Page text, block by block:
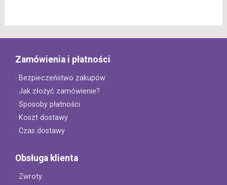
Zamówienia i płatności
· Bezpieczeństwo zakupów
· Jak złożyć zamówienie?
· Sposoby płatności
· Koszt dostawy
· Czas dostawy
Obsługa klienta
· Zwroty